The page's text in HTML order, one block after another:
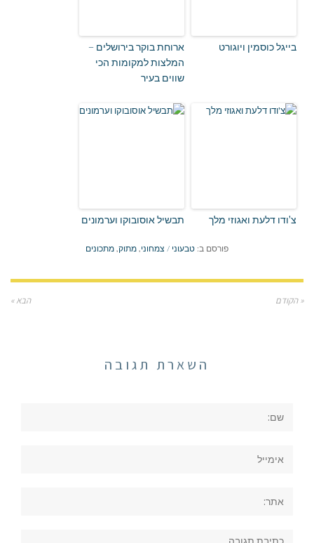
בייגל כוסמין ויוגורט
ארוחת בוקר בירושלים –
המלצות למקומות הכי
שווים בעיר
צ'ודו דלעת ואגוזי מלך תבשיל אוסובוקו וערמונים
פורסם ב: טבעוני / צמחוני,מתוק,מתכונים
« הקודם הבא »
השארת תגובה